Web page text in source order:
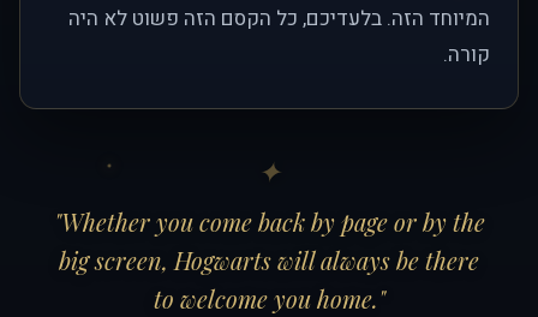
המיוחד הזה. בלעדיכם, כל הקסם הזה פשוט לא היה
קורה.
"Whether you come back by page or by the
big screen, Hogwarts will always be there
to welcome you home."